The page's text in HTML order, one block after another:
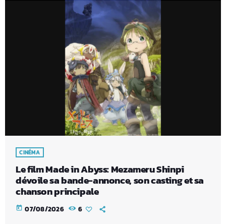
CINÉMA
Le film Made in Abyss: Mezameru Shinpi
dévoile sa bande-annonce, son casting et sa
chanson principale
today 07/08/2026 6